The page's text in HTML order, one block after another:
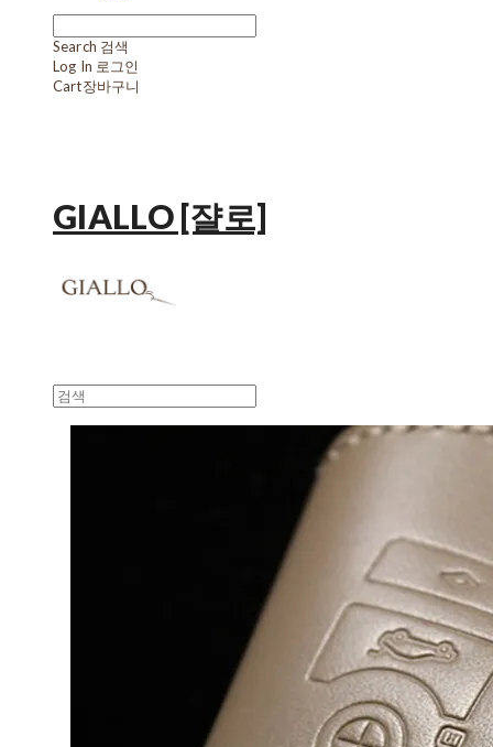
Search 검색
Log In 로그인
Cart장바구니
GIALLO [쟐로]